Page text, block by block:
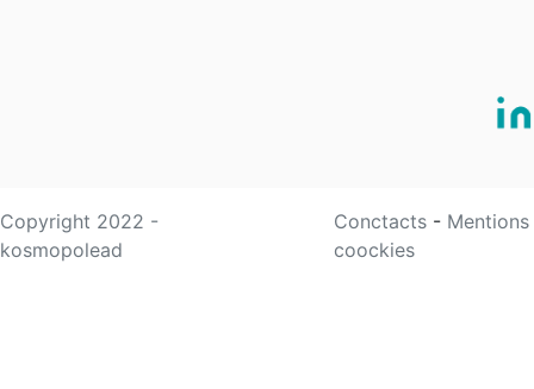
Copyright 2022 -
kosmopolead
Conctacts -
coockies